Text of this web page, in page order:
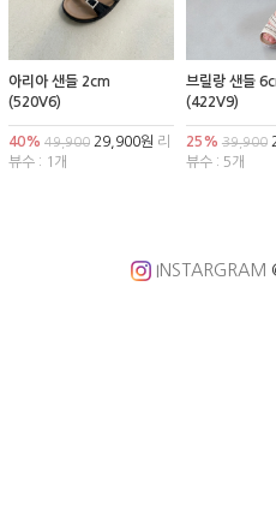
아리아 샌들 2cm
(520V6)
40% 49,900 29,900원 리
뷰수 : 1개
브릴랑 샌들
(422V9)
25% 39,900
뷰수 : 5개
INSTARGRAM